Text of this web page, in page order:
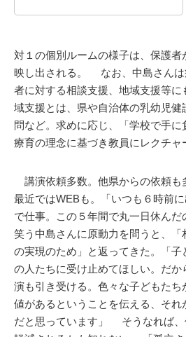
対１の個別ルームの様子は、保護者
映し出される。 なお、中島さんは
者に対する相談支援、地域支援等
域支援とは、県や自治体の乳幼児
問など。求めに応じ、「学校で手
療育の理念に基づき教員にレクチャ
講演依頼多数。他県からの依頼も
最近ではWEBも。「いつも６時前
で仕事。この５年間で丸一日休んだ
笑う中島さんに原動力を問うと、「
の実現のため」と返ってきた。「
の人たちに受け止めてほしい。だ
演も引き受ける。色々な子どもたち
値があるということを伝える、それ
だと思っています」 そうなれば、